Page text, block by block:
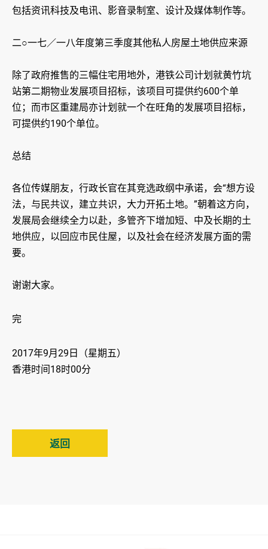
包括资讯科技及电讯、影音录制室、设计及媒体制作等。
二○一七／一八年度第三季度其他私人房屋土地供应来源
除了政府推售的三幅住宅用地外，港铁公司计划就黄竹坑
站第二期物业发展项目招标，该项目可提供约600个单
位；而巿区重建局亦计划就一个在旺角的发展项目招标，
可提供约190个单位。
总结
各位传媒朋友，行政长官在其竞选政纲中承诺，会“想方设
法，与民共议，建立共识，大力开拓土地。”朝着这方向，
发展局会继续全力以赴，多管齐下增加短、中及长期的土
地供应，以回应市民住屋，以及社会在经济发展方面的需
要。
谢谢大家。
完
2017年9月29日（星期五）
香港时间18时00分
返回